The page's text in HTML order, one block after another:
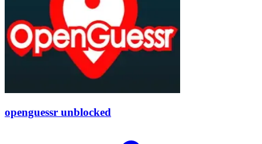
openguessr unblocked